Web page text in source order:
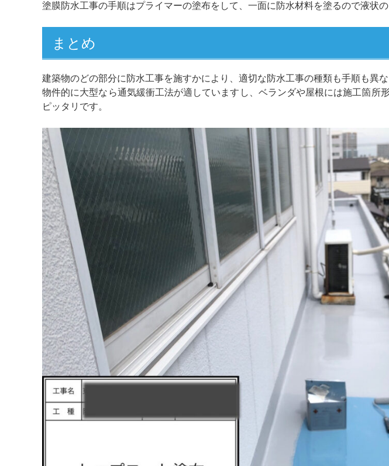
塗膜防水工事の手順はプライマーの塗布をして、一面に防水材料を塗るので液状の
まとめ
建築物のどの部分に防水工事を施すかにより、適切な防水工事の種類も手順も異な
物件的に大型なら通気緩衝工法が適していますし、ベランダや屋根には施工箇所
ピッタリです。